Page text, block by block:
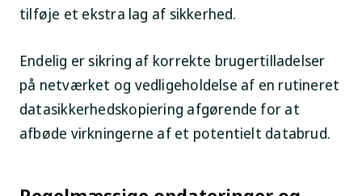
tilføje et ekstra lag af sikkerhed.
Endelig er sikring af korrekte brugertilladelser
på netværket og vedligeholdelse af en rutineret
datasikkerhedskopiering afgørende for at
afbøde virkningerne af et potentielt databrud.